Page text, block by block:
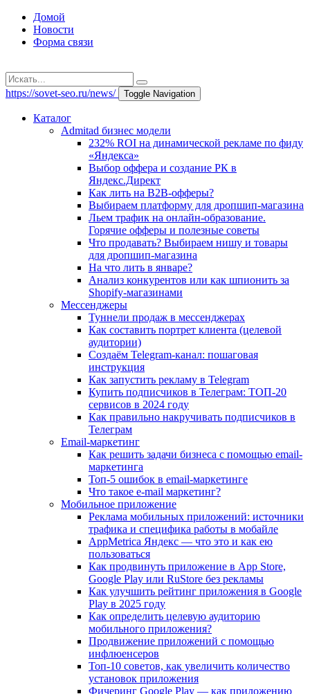
Домой
Новости
Форма связи
https://sovet-seo.ru/news/ Toggle Navigation
Каталог
Admitad бизнес модели
232% ROI на динамической рекламе по фиду
«Яндекса»
Выбор оффера и создание РК в
Яндекс.Директ
Как лить на B2B-офферы?
Выбираем платформу для дропшип-магазина
Льем трафик на онлайн-образование.
Горячие офферы и полезные советы
Что продавать? Выбираем нишу и товары
для дропшип-магазина
На что лить в январе?
Анализ конкурентов или как шпионить за
Shopify-магазинами
Мессенджеры
Туннели продаж в мессенджерах
Как составить портрет клиента (целевой
аудитории)
Создаём Telegram-канал: пошаговая
инструкция
Как запустить рекламу в Telegram
Купить подписчиков в Телеграм: ТОП-20
сервисов в 2024 году
Как правильно накручивать подписчиков в
Телеграм
Email-маркетинг
Как решить задачи бизнеса с помощью email-
маркетинга
Топ-5 ошибок в email-маркетинге
Что такое e-mail маркетинг?
Мобильное приложение
Реклама мобильных приложений: источники
трафика и специфика работы в мобайле
AppMetrica Яндекс — что это и как ею
пользоваться
Как продвинуть приложение в App Store,
Google Play или RuStore без рекламы
Как улучшить рейтинг приложения в Google
Play в 2025 году
Как определить целевую аудиторию
мобильного приложения?
Продвижение приложений с помощью
инфлюенсеров
Топ-10 советов, как увеличить количество
установок приложения
Фичеринг Google Play — как приложению